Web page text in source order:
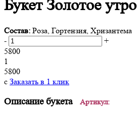
Букет Золотое утро
Состав: Роза, Гортензия, Хризантема
-
+
5800
1
5800
c Заказать в 1 клик
Описание букета Артикул: